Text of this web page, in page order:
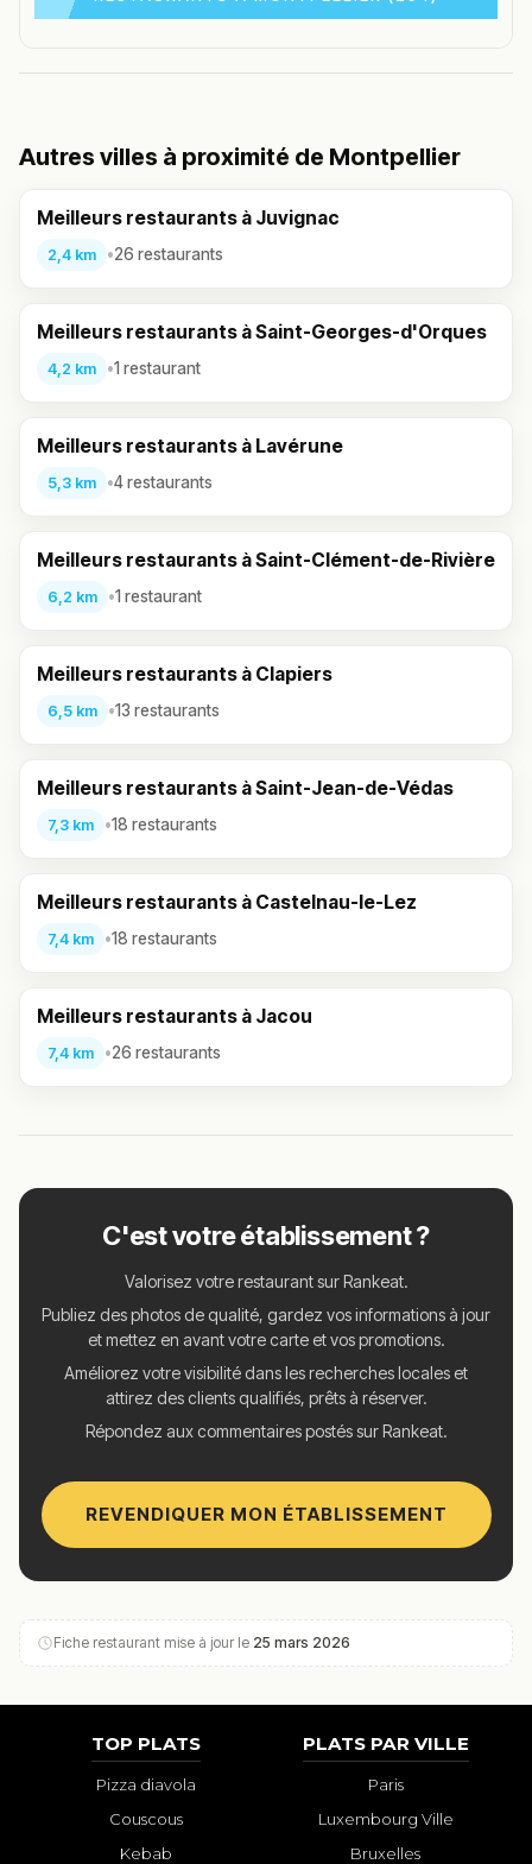
Autres villes à proximité de Montpellier
Meilleurs restaurants à Juvignac
2,4 km •26 restaurants
Meilleurs restaurants à Saint-Georges-d'Orques
4,2 km •1 restaurant
Meilleurs restaurants à Lavérune
5,3 km •4 restaurants
Meilleurs restaurants à Saint-Clément-de-Rivière
6,2 km •1 restaurant
Meilleurs restaurants à Clapiers
6,5 km •13 restaurants
Meilleurs restaurants à Saint-Jean-de-Védas
7,3 km •18 restaurants
Meilleurs restaurants à Castelnau-le-Lez
7,4 km •18 restaurants
Meilleurs restaurants à Jacou
7,4 km •26 restaurants
C'est votre établissement ?
Valorisez votre restaurant sur Rankeat.
Publiez des photos de qualité, gardez vos informations à jour
et mettez en avant votre carte et vos promotions.
Améliorez votre visibilité dans les recherches locales et
attirez des clients qualifiés, prêts à réserver.
Répondez aux commentaires postés sur Rankeat.
REVENDIQUER MON ÉTABLISSEMENT
Fiche restaurant mise à jour le 25 mars 2026
TOP PLATS
Pizza diavola
Couscous
Kebab
PLATS PAR VILLE
Paris
Luxembourg Ville
Bruxelles